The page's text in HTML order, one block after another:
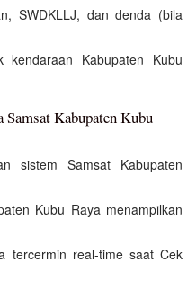
SWDKLLJ, dan denda (bila
Kabupaten Kubu
Kabupaten Kubu
sistem Samsat Kabupaten
Kubu Raya menampilkan
tercermin real-time saat Cek